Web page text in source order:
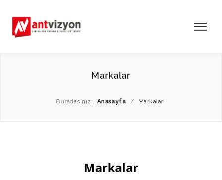
Markalar
Buradasınız: Anasayfa / Markalar
Markalar